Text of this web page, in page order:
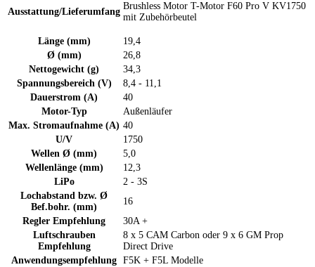
Ausstattung/Lieferumfang
Brushless Motor T-Motor F60 Pro V KV1750
mit Zubehörbeutel
Länge (mm)
19,4
Ø (mm)
26,8
Nettogewicht (g)
34,3
Spannungsbereich (V)
8,4 - 11,1
Dauerstrom (A)
40
Motor-Typ
Außenläufer
Max. Stromaufnahme (A) 40
U/V
1750
Wellen Ø (mm)
5,0
Wellenlänge (mm)
12,3
LiPo
2 - 3S
Lochabstand bzw. Ø
Bef.bohr. (mm)
16
Regler Empfehlung
30A +
Luftschrauben
Empfehlung
8 x 5 CAM Carbon oder 9 x 6 GM Prop
Direct Drive
Anwendungsempfehlung F5K + F5L Modelle